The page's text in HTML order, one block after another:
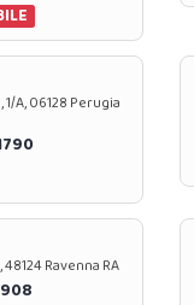
1/A, 06128 Perugia
48124 Ravenna RA